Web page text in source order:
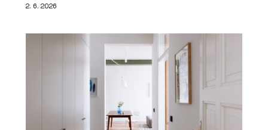
2. 6. 2026